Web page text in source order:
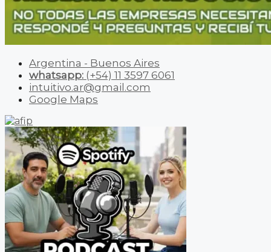
Argentina - Buenos Aires
whatsapp: (+54) 11 3597 6061
intuitivo.ar@gmail.com
Google Maps